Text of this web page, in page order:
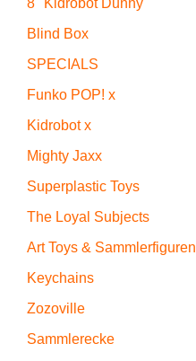
8" Kidrobot Dunny
Blind Box
SPECIALS
Funko POP! x
Kidrobot x
Mighty Jaxx
Superplastic Toys
The Loyal Subjects
Art Toys & Sammlerfiguren
Keychains
Zozoville
Sammlerecke